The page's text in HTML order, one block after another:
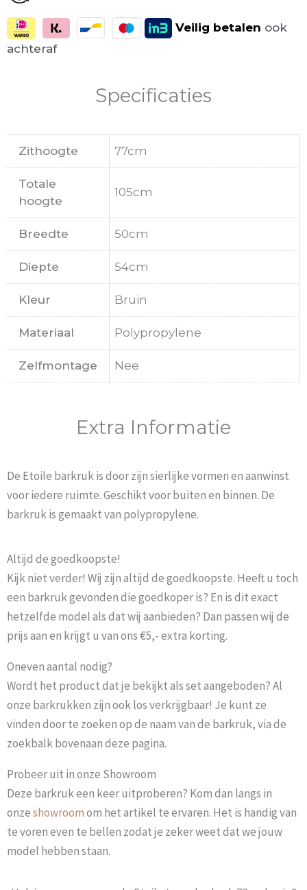
Veilig betalen ook
achteraf
Specificaties
Zithoogte 77cm
Totale
hoogte
105cm
Breedte 50cm
Diepte 54cm
Kleur Bruin
Materiaal Polypropylene
Zelfmontage Nee
Extra Informatie
De Etoile barkruk is door zijn sierlijke vormen en aanwinst
voor iedere ruimte. Geschikt voor buiten en binnen. De
barkruk is gemaakt van polypropylene.
Altijd de goedkoopste!
Kijk niet verder! Wij zijn altijd de goedkoopste. Heeft u toch
een barkruk gevonden die goedkoper is? En is dit exact
hetzelfde model als dat wij aanbieden? Dan passen wij de
prijs aan en krijgt u van ons €5,- extra korting.
Oneven aantal nodig?
Wordt het product dat je bekijkt als set aangeboden? Al
onze barkrukken zijn ook los verkrijgbaar! Je kunt ze
vinden door te zoeken op de naam van de barkruk, via de
zoekbalk bovenaan deze pagina.
Probeer uit in onze Showroom
Deze barkruk een keer uitproberen? Kom dan langs in
onzeshowroomom het artikel te ervaren. Het is handig van
te voren even te bellen zodat je zeker weet dat we jouw
model hebben staan.